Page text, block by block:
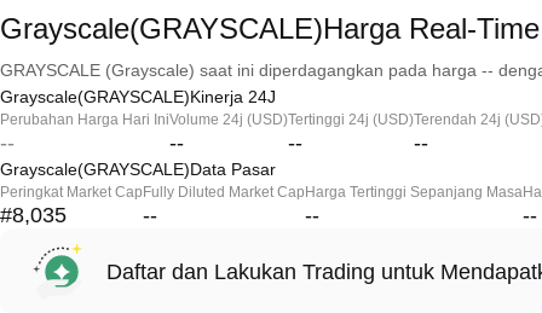
Grayscale(GRAYSCALE)Harga Real-Time
GRAYSCALE (Grayscale) saat ini diperdagangkan pada harga --
Grayscale(GRAYSCALE)Kinerja 24J
Perubahan Harga Hari Ini
--
Volume 24j (USD)
--
Tertinggi 24j (USD)
--
Terendah 24j
--
Grayscale(GRAYSCALE)Data Pasar
Peringkat Market Cap
#8,035
Fully Diluted Market Cap
--
Harga Tertinggi Sepanjang Masa
-- --
Daftar dan Lakukan Trading untuk